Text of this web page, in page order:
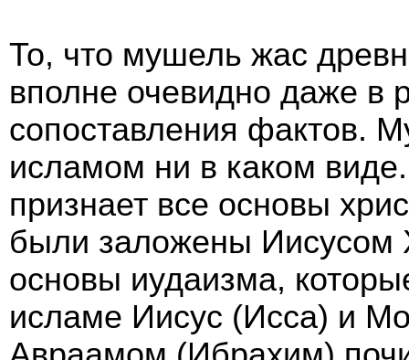
То, что мушель жас
вполне очевидно даже в
сопоставления фактов.
исламом ни в каком
признает все основы
были заложены Иисусом
основы иудаизма,
исламе Иисус (Исса) и